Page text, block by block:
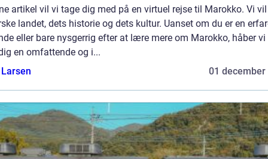
artikel vil vi tage dig med på en virtuel rejse til Marokko. Vi vil
landet, dets historie og dets kultur. Uanset om du er en
eller bare nysgerrig efter at lære mere om Marokko, håber vi
en omfattende og i...
01 december